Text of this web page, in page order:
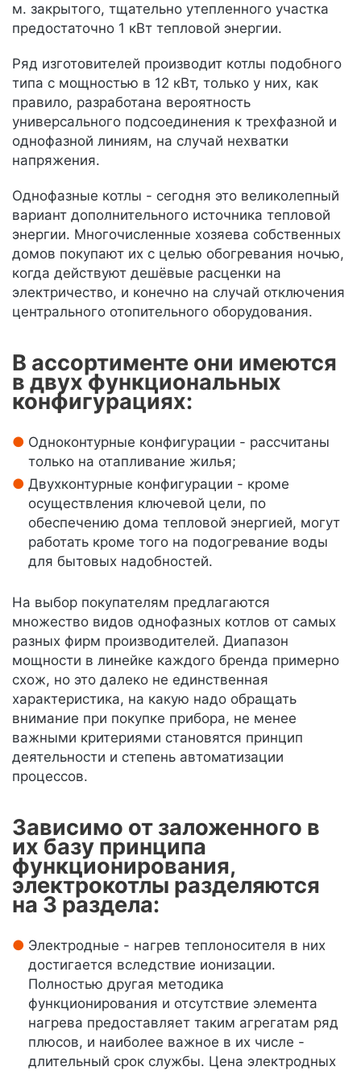
м. закрытого, тщательно утепленного участка
предостаточно 1 кВт тепловой энергии.
Ряд изготовителей производит котлы подобного
типа с мощностью в 12 кВт, только у них, как
правило, разработана вероятность
универсального подсоединения к трехфазной и
однофазной линиям, на случай нехватки
напряжения.
Однофазные котлы - сегодня это великолепный
вариант дополнительного источника тепловой
энергии. Многочисленные хозяева собственных
домов покупают их с целью обогревания ночью,
когда действуют дешёвые расценки на
электричество, и конечно на случай отключения
центрального отопительного оборудования.
В ассортименте они имеются
в двух функциональных
конфигурациях:
Одноконтурные конфигурации - рассчитаны
только на отапливание жилья;
Двухконтурные конфигурации - кроме
осуществления ключевой цели, по
обеспечению дома тепловой энергией, могут
работать кроме того на подогревание воды
для бытовых надобностей.
На выбор покупателям предлагаются
множество видов однофазных котлов от самых
разных фирм производителей. Диапазон
мощности в линейке каждого бренда примерно
схож, но это далеко не единственная
характеристика, на какую надо обращать
внимание при покупке прибора, не менее
важными критериями становятся принцип
деятельности и степень автоматизации
процессов.
Зависимо от заложенного в
их базу принципа
функционирования,
электрокотлы разделяются
на 3 раздела:
Электродные - нагрев теплоносителя в них
достигается вследствие ионизации.
Полностью другая методика
функционирования и отсутствие элемента
нагрева предоставляет таким агрегатам ряд
плюсов, и наиболее важное в их числе -
длительный срок службы. Цена электродных